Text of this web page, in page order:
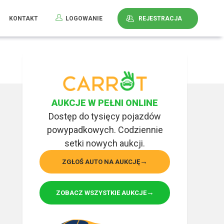
KONTAKT LOGOWANIE REJESTRACJA
AUKCJE W PEŁNI ONLINE
Dostęp do tysięcy pojazdów
powypadkowych. Codziennie
setki nowych aukcji.
ZGŁOŚ AUTO NA AUKCJĘ
ZOBACZ WSZYSTKIE AUKCJE